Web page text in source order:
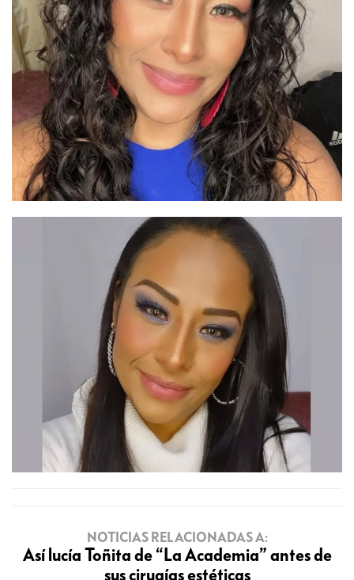
NOTICIAS RELACIONADAS A:
Así lucía Toñita de “La Academia” antes de
sus cirugías estéticas